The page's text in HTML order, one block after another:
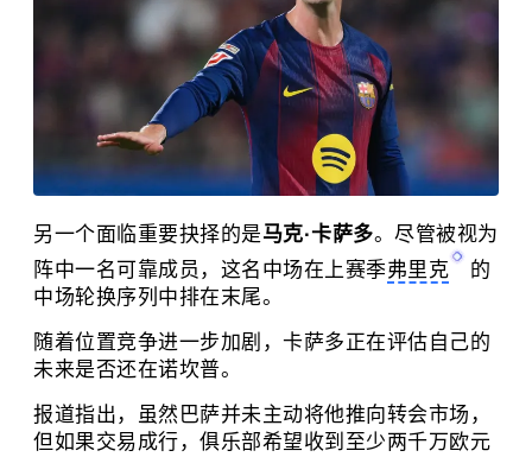
另一个面临重要抉择的是马克·卡萨多。尽管被视为
阵中一名可靠成员，这名中场在上赛季弗里克
的
中场轮换序列中排在末尾。
随着位置竞争进一步加剧，卡萨多正在评估自己的
未来是否还在诺坎普。
报道指出，虽然巴萨并未主动将他推向转会市场，
但如果交易成行，俱乐部希望收到至少两千万欧元